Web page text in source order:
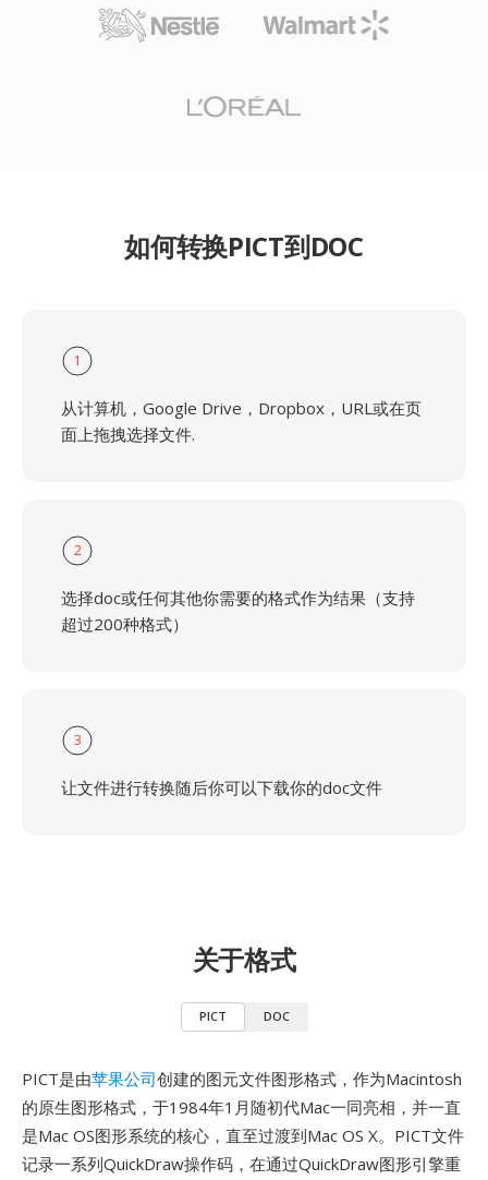
如何转换PICT到DOC
1
从计算机，Google Drive，Dropbox，URL或在页
面上拖拽选择文件.
2
选择doc或任何其他你需要的格式作为结果（支持
超过200种格式）
3
让文件进行转换随后你可以下载你的doc文件
关于格式
PICT DOC
PICT是由苹果公司创建的图元文件图形格式，作为Macintosh
的原生图形格式，于1984年1月随初代Mac一同亮相，并一直
是Mac OS图形系统的核心，直至过渡到Mac OS X。PICT文件
记录一系列QuickDraw操作码，在通过QuickDraw图形引擎重